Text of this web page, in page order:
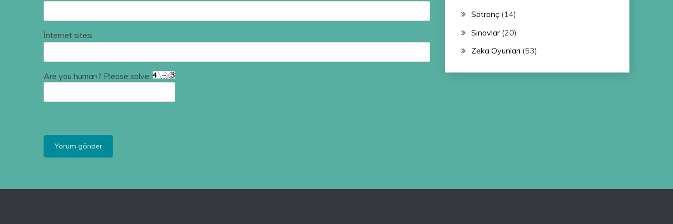
İnternet sitesi
Are you human? Please solve:
Satranç(14)
Sınavlar(20)
Zeka Oyunları (53)